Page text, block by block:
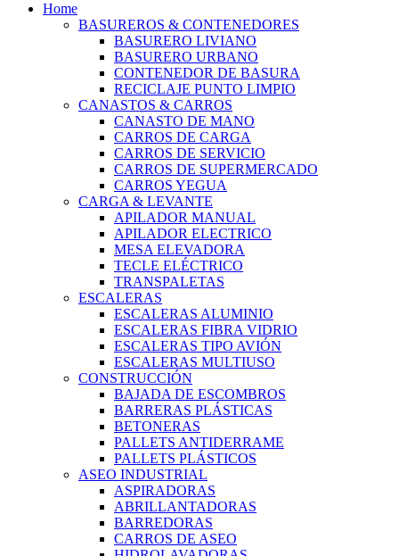
Home
BASUREROS & CONTENEDORES
BASURERO LIVIANO
BASURERO URBANO
CONTENEDOR DE BASURA
RECICLAJE PUNTO LIMPIO
CANASTOS & CARROS
CANASTO DE MANO
CARROS DE CARGA
CARROS DE SERVICIO
CARROS DE SUPERMERCADO
CARROS YEGUA
CARGA & LEVANTE
APILADOR MANUAL
APILADOR ELECTRICO
MESA ELEVADORA
TECLE ELÉCTRICO
TRANSPALETAS
ESCALERAS
ESCALERAS ALUMINIO
ESCALERAS FIBRA VIDRIO
ESCALERAS TIPO AVIÓN
ESCALERAS MULTIUSO
CONSTRUCCIÓN
BAJADA DE ESCOMBROS
BARRERAS PLÁSTICAS
BETONERAS
PALLETS ANTIDERRAME
PALLETS PLÁSTICOS
ASEO INDUSTRIAL
ASPIRADORAS
ABRILLANTADORAS
BARREDORAS
CARROS DE ASEO